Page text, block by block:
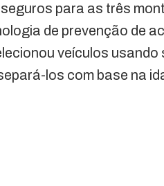
para as três
de prevenção de
veículos
los com base na